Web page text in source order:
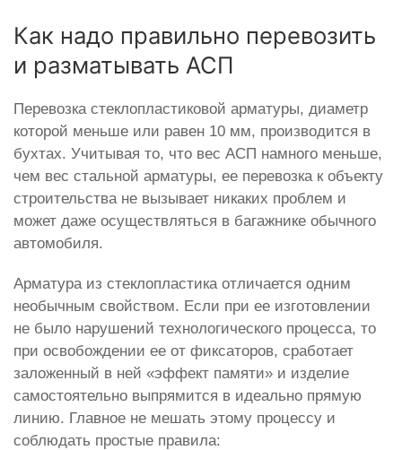
Как надо правильно перевозить
и разматывать АСП
Перевозка стеклопластиковой арматуры, диаметр
которой меньше или равен 10 мм, производится в
бухтах. Учитывая то, что вес АСП намного меньше,
чем вес стальной арматуры, ее перевозка к объекту
строительства не вызывает никаких проблем и
может даже осуществляться в багажнике обычного
автомобиля.
Арматура из стеклопластика отличается одним
необычным свойством. Если при ее изготовлении
не было нарушений технологического процесса, то
при освобождении ее от фиксаторов, сработает
заложенный в ней «эффект памяти» и изделие
самостоятельно выпрямится в идеально прямую
линию. Главное не мешать этому процессу и
соблюдать простые правила: